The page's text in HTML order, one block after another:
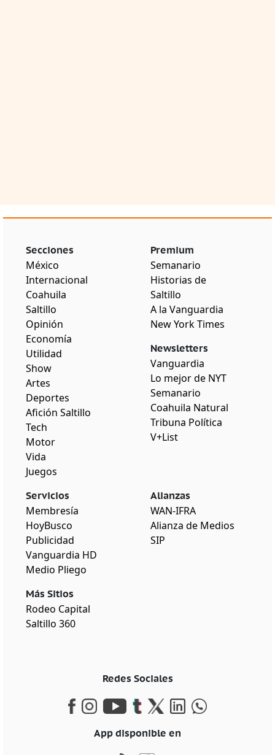
Secciones
México
Internacional
Coahuila
Saltillo
Opinión
Economía
Utilidad
Show
Artes
Deportes
Afición Saltillo
Tech
Motor
Vida
Juegos
Premium
Semanario
Historias de
Saltillo
A la Vanguardia
New York Times
Newsletters
Vanguardia
Lo mejor de NYT
Semanario
Coahuila Natural
Tribuna Política
V+List
Servicios
Membresía
HoyBusco
Publicidad
Vanguardia HD
Medio Pliego
Más Sitios
Rodeo Capital
Saltillo 360
Alianzas
WAN-IFRA
Alianza de Medios
SIP
Redes Sociales
App disponible en